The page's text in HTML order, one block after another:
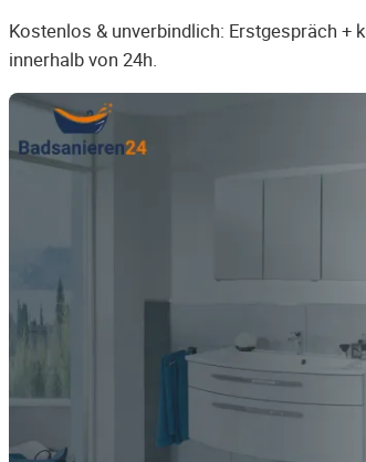
Kostenlos & unverbindlich: Erstgespräch +
innerhalb von 24h.